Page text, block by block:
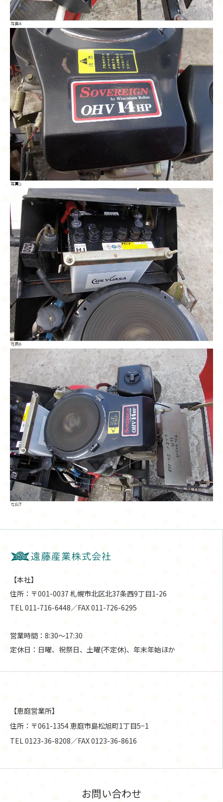
【本社】
住所：〒001-0037 札幌市北区北37条西9丁目1-26
TEL 011-716-6448／FAX 011-726-6295
営業時間：8:30〜17:30
定休日：日曜、祝祭日、土曜(不定休)、年末年始ほか
【恵庭営業所】
住所：〒061-1354 恵庭市島松旭町1丁目5−1
TEL 0123-36-8208／FAX 0123-36-8616
お問い合わせ